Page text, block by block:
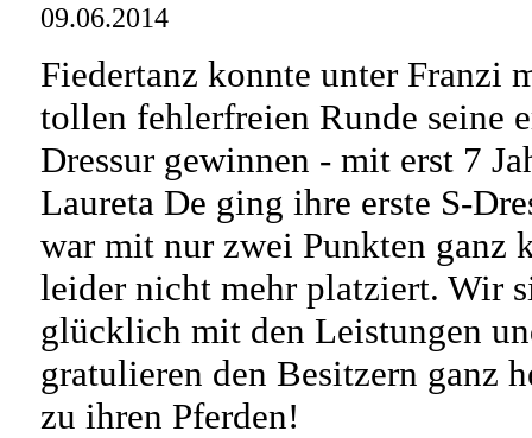
09.06.2014
Fiedertanz konnte unter Franzi
tollen fehlerfreien Runde seine
Dressur gewinnen - mit erst 7
Laureta De ging ihre erste S-
war mit nur zwei Punkten ganz
leider nicht mehr platziert. Wir
glücklich mit den Leistungen
gratulieren den Besitzern ganz
zu ihren Pferden!